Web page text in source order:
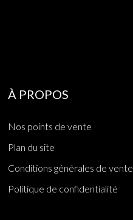
À PROPOS
Nos points de vente
Plan du site
Conditions générales de vente
Politique de confidentialité